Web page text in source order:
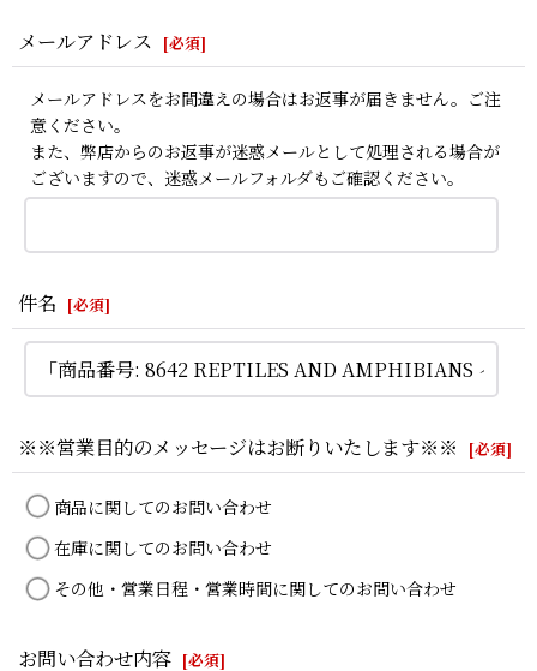
メールアドレス [必須]
メールアドレスをお間違えの場合はお返事が届きません。ご注
意ください。
また、弊店からのお返事が迷惑メールとして処理される場合が
ございますので、迷惑メールフォルダもご確認ください。
件名 [必須]
※※営業目的のメッセージはお断りいたします※※ [必須]
商品に関してのお問い合わせ
在庫に関してのお問い合わせ
その他・営業日程・営業時間に関してのお問い合わせ
お問い合わせ内容 [必須]